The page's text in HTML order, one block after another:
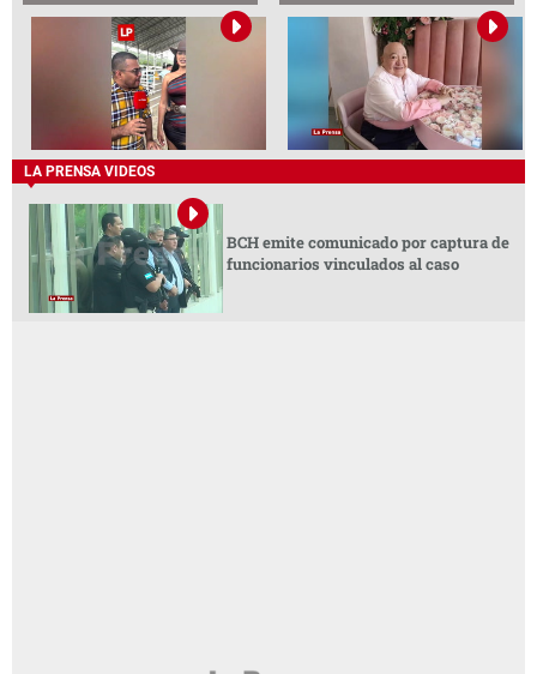
LA PRENSA VIDEOS
BCH emite comunicado por captura de
funcionarios vinculados al caso